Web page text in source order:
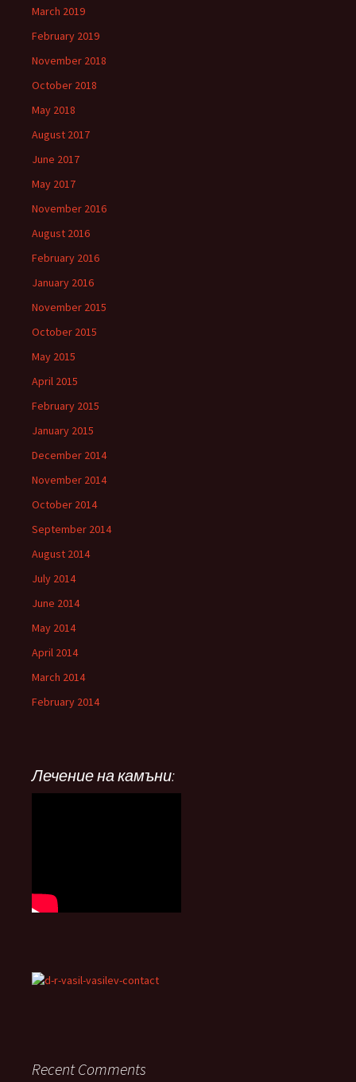
March 2019
February 2019
November 2018
October 2018
May 2018
August 2017
June 2017
May 2017
November 2016
August 2016
February 2016
January 2016
November 2015
October 2015
May 2015
April 2015
February 2015
January 2015
December 2014
November 2014
October 2014
September 2014
August 2014
July 2014
June 2014
May 2014
April 2014
March 2014
February 2014
Лечение на камъни:
Recent Comments